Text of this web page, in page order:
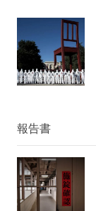
報告書